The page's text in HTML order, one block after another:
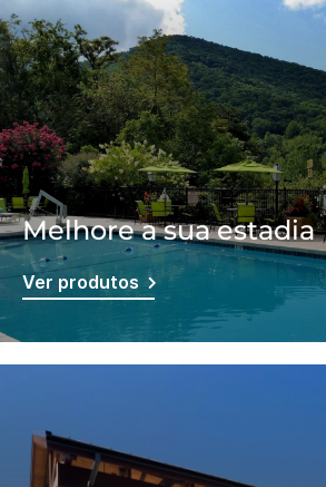
Melhore a sua estadia
Ver produtos